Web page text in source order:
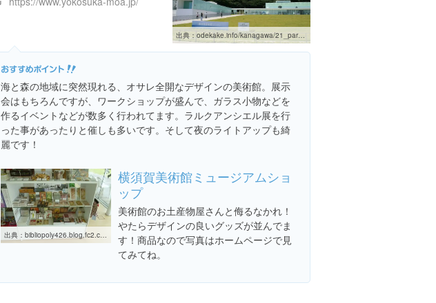
出典： odekake.info/kanagawa/21_park/kannonzaki/IMG_4061.html
海と森の地域に突然現れる、オサレ全開なデザインの美術館。展示
会はもちろんですが、ワークショップが盛んで、ガラス小物などを
作るイベントなどが数多く行われてます。ラルクアンシエル展を行
った事があったりと催しも多いです。そして夜のライトアップも綺
麗です！
出典： bibliopoly426.blog.fc2.com/blog-entry-170.html
横須賀美術館ミュージアムショ
ップ
美術館のお土産物屋さんと侮るなかれ！
やたらデザインの良いグッズが並んでま
す！商品なので写真はホームページで見
てみてね。